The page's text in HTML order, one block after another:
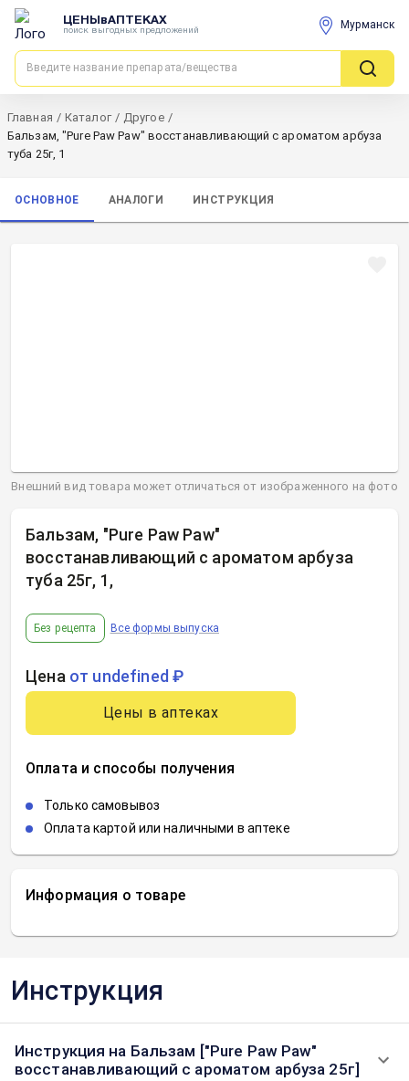
ЦЕНЫвАПТЕКАХ
поиск выгодных предложений Мурманск
Главная / Каталог / Другое /
Бальзам, "Pure Paw Paw" восстанавливающий с ароматом арбуза
туба 25г, 1
ОСНОВНОЕ АНАЛОГИ ИНСТРУКЦИЯ
Информация о товаре
Бальзам, "Pure Paw Paw"
восстанавливающий с ароматом арбуза
туба 25г, 1 ,
Без рецепта Все формы выпуска
Цена от undefined ₽
Цены в аптеках
Оплата и способы получения
Только самовывоз
Оплата картой или наличными в аптеке
Внешний вид товара может отличаться от изображенного на фото
Инструкция
Инструкция на Бальзам ["Pure Paw Paw"
восстанавливающий с ароматом арбуза 25г]